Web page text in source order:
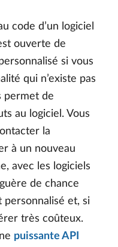
code d’un logiciel
ouverte de
si vous
qui n’existe pas
permet de
au logiciel. Vous
la
à un nouveau
avec les logiciels
de chance
personnalisé et, si
très coûteux.
puissante API